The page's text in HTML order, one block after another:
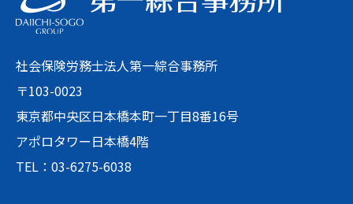
社会保険労務士法人第一綜合事務所
〒103-0023
東京都中央区日本橋本町一丁目8番16号
アポロタワー日本橋4階
TEL：03-6275-6038